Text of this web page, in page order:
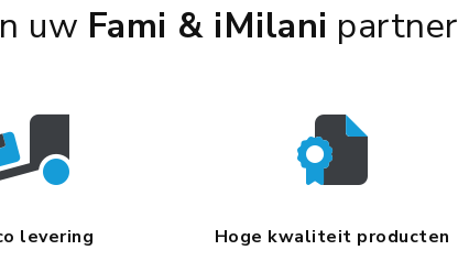
uw Fami & iMilani partner
levering Hoge kwaliteit producten